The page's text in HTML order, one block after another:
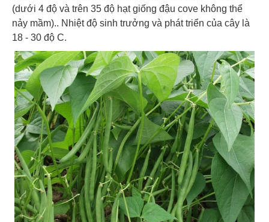
(dưới 4 độ và trên 35 độ hạt giống đậu cove không thể
nảy mầm).. Nhiệt độ sinh trưởng và phát triển của cây là
18 - 30 độ C.